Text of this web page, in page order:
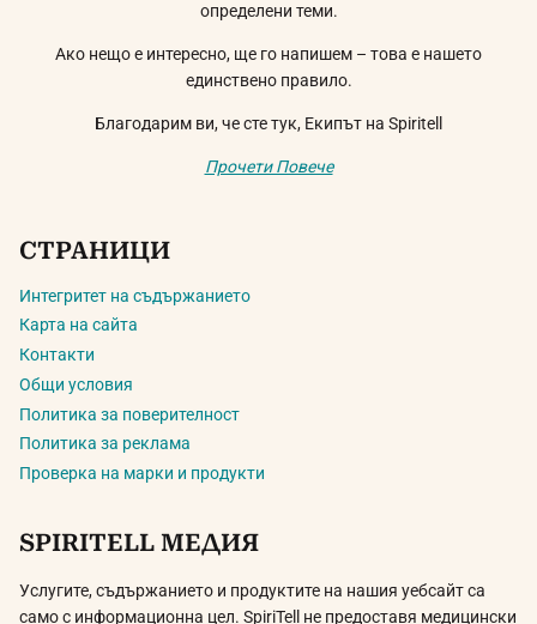
определени теми.
Ако нещо е интересно, ще го напишем – това е нашето
единствено правило.
Благодарим ви, че сте тук, Екипът на Spiritell
Прочети Повече
СТРАНИЦИ
Интегритет на съдържанието
Карта на сайта
Контакти
Общи условия
Политика за поверителност
Политика за реклама
Проверка на марки и продукти
SPIRITELL МЕДИЯ
Услугите, съдържанието и продуктите на нашия уебсайт са
само с информационна цел. SpiriTell не предоставя медицински